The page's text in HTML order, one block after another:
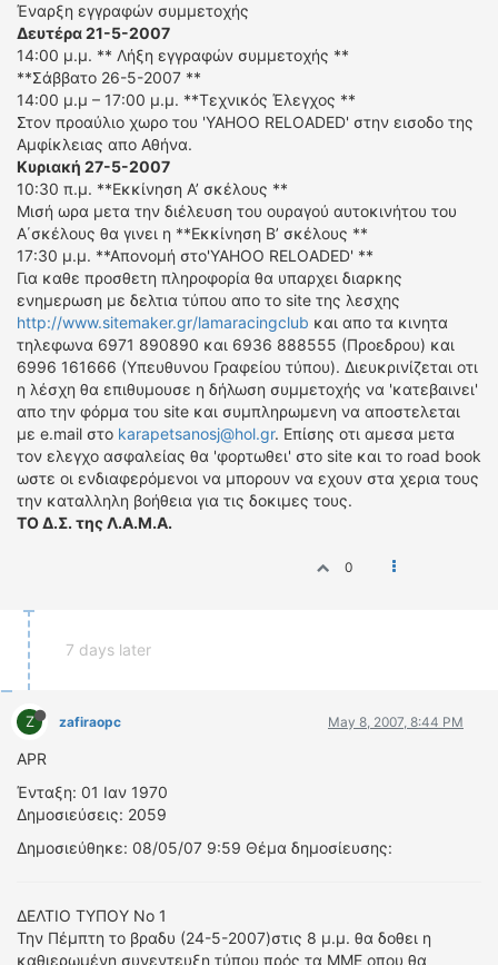
Έναρξη εγγραφών συμμετοχής
Δευτέρα 21-5-2007
14:00 μ.μ. ** Λήξη εγγραφών συμμετοχής **
**Σάββατο 26-5-2007 **
14:00 μ.μ – 17:00 μ.μ. **Τεχνικός Έλεγχος **
Στον προαύλιο χωρο του 'YAHOO RELOADED' στην εισοδο της
Αμφίκλειας απο Αθήνα.
Κυριακή 27-5-2007
10:30 π.μ. **Εκκίνηση Α’ σκέλους **
Μισή ωρα μετα την διέλευση του ουραγού αυτοκινήτου του
Α΄σκέλους θα γινει η **Εκκίνηση Β’ σκέλους **
17:30 μ.μ. **Απονομή στο'YAHOO RELOADED' **
Για καθε προσθετη πληροφορία θα υπαρχει διαρκης
ενημερωση με δελτια τύπου απο το site της λεσχης
http://www.sitemaker.gr/lamaracingclub και απο τα κινητα
τηλεφωνα 6971 890890 και 6936 888555 (Προεδρου) και
6996 161666 (Υπευθυνου Γραφείου τύπου). Διευκρινίζεται οτι
η λέσχη θα επιθυμουσε η δήλωση συμμετοχής να 'κατεβαινει'
απο την φόρμα του site και συμπληρωμενη να αποστελεται
με e.mail στο karapetsanosj@hol.gr. Επίσης οτι αμεσα μετα
τον ελεγχο ασφαλείας θα 'φορτωθει' στο site και το road book
ωστε οι ενδιαφερόμενοι να μπορουν να εχουν στα χερια τους
την καταλληλη βοήθεια για τις δοκιμες τους.
ΤΟ Δ.Σ. της Λ.Α.Μ.Α.
0
7 days later
Z zafiraopc May 8, 2007, 8:44 PM
APR
Ένταξη: 01 Ιαν 1970
Δημοσιεύσεις: 2059
Δημοσιεύθηκε: 08/05/07 9:59 Θέμα δημοσίευσης:
ΔΕΛΤΙΟ ΤΥΠΟΥ Νο 1
Την Πέμπτη το βραδυ (24-5-2007)στις 8 μ.μ. θα δοθει η
καθιερωμένη συνεντευξη τύπου πρός τα ΜΜΕ οπου θα